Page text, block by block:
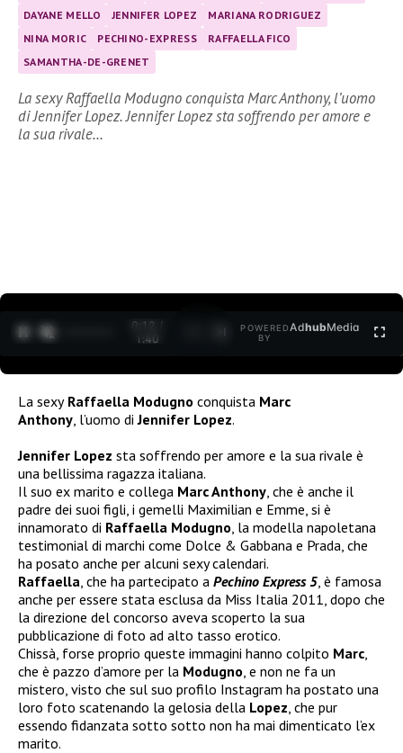
DAYANE MELLO
JENNIFER LOPEZ
MARIANA RODRIGUEZ
NINA MORIC
PECHINO-EXPRESS
RAFFAELLA FICO
SAMANTHA-DE-GRENET
La sexy Raffaella Modugno conquista Marc Anthony, l’uomo
di Jennifer Lopez. Jennifer Lopez sta soffrendo per amore e
la sua rivale…
0:12 /
1:40
POWERED
BY
AdhubMedia
La sexyRaffaella Modugno conquista Marc
Anthony , l’uomo diJennifer Lopez.
Jennifer Lopez sta soffrendo per amore e la sua rivale è
una bellissima ragazza italiana.
Il suo ex marito e collega Marc Anthony , che è anche il
padre dei suoi figli, i gemelli Maximilian e Emme, si è
innamorato di Raffaella Modugno , la modella napoletana
testimonial di marchi come Dolce & Gabbana e Prada, che
ha posato anche per alcuni sexy calendari.
Raffaella , che ha partecipato a Pechino Express 5 , è famosa
anche per essere stata esclusa da Miss Italia 2011, dopo che
la direzione del concorso aveva scoperto la sua
pubblicazione di foto ad alto tasso erotico.
Chissà, forse proprio queste immagini hanno colpito Marc
che è pazzo d’amore per la Modugno , e non ne fa un
mistero, visto che sul suo profilo Instagram ha postato una
loro foto scatenando la gelosia della Lopez , che pur
essendo fidanzata sotto sotto non ha mai dimenticato l’ex
marito.